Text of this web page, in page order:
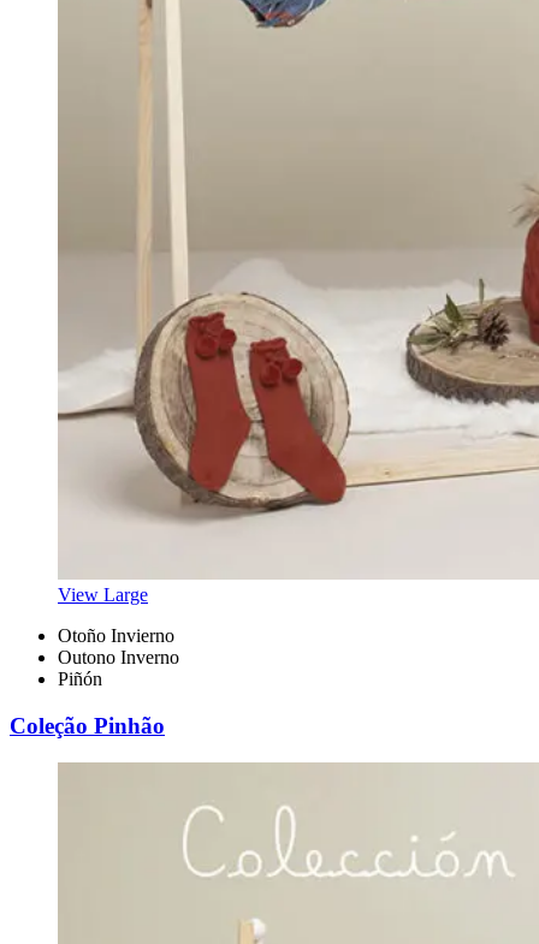
View Large
Otoño Invierno
Outono Inverno
Piñón
Coleção Pinhão